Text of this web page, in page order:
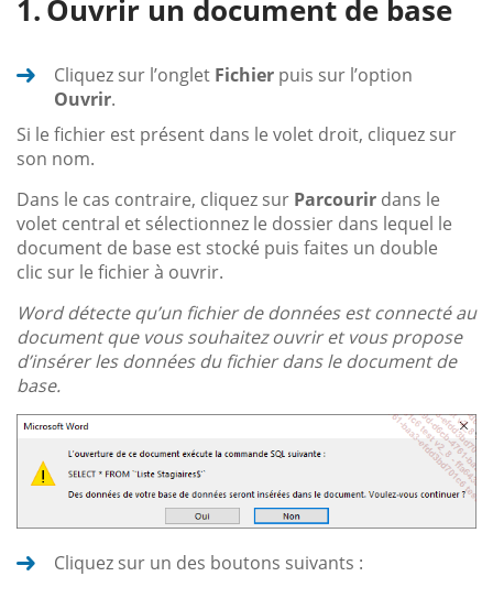
Ouvrir un document de base
Cliquez sur l’onglet Fichier puis sur l’option
Ouvrir.
Si le fichier est présent dans le volet droit, cliquez sur
son nom.
Dans le cas contraire, cliquez sur Parcourir dans le
volet central et sélectionnez le dossier dans lequel le
document de base est stocké puis faites un double
clic sur le fichier à ouvrir.
Word détecte qu’un fichier de données est connecté au
document que vous souhaitez ouvrir et vous propose
d’insérer les données du fichier dans le document de
base.
Cliquez sur un des boutons suivants :